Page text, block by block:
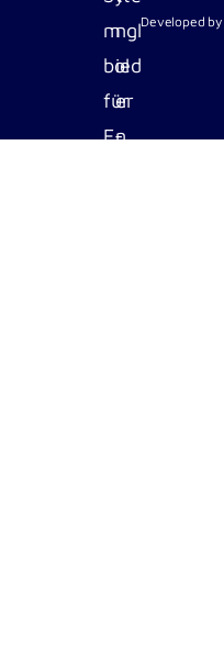
Developed by